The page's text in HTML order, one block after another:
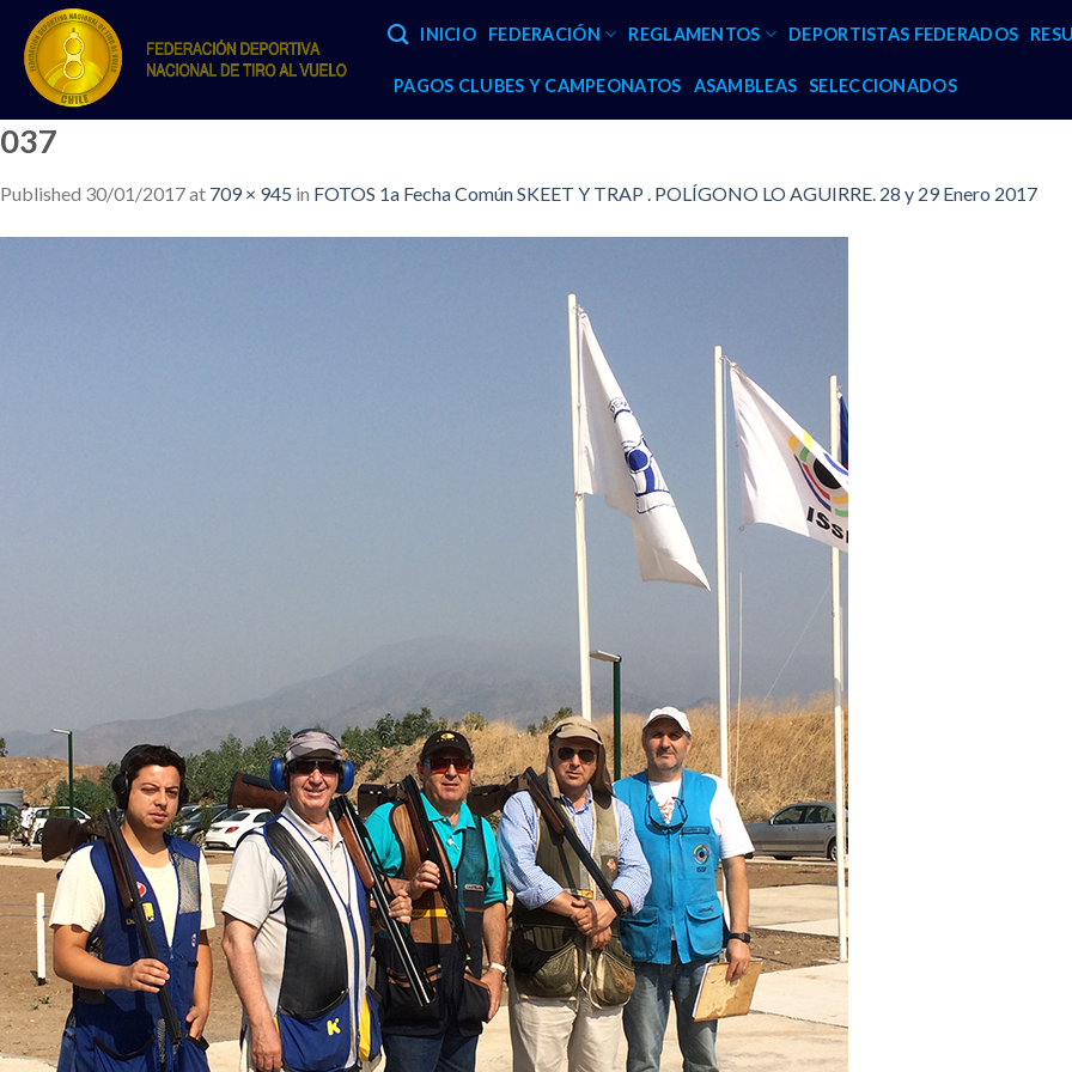
content
INICIO FEDERACIÓN REGLAMENTOS DEPORTISTAS FEDERADOS
PAGOS CLUBES Y CAMPEONATOS ASAMBLEAS SELECCIONADOS
037
Published 30/01/2017at 709 × 945 in FOTOS 1a Fecha Común SKEET Y TRAP . POLÍGONO LO AGUIRRE. 28 y 29 Enero 2017